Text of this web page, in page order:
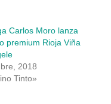
Carlos Moro lanza
premium Rioja Viña
2018
Tinto»